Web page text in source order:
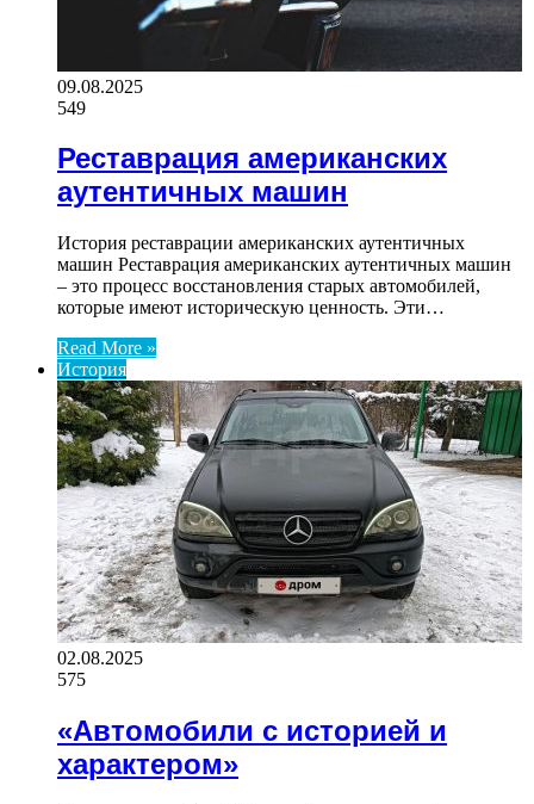
09.08.2025
549
Реставрация американских
аутентичных машин
История реставрации американских аутентичных
машин Реставрация американских аутентичных машин
– это процесс восстановления старых автомобилей,
которые имеют историческую ценность. Эти…
Read More »
История
02.08.2025
575
«Автомобили с историей и
характером»